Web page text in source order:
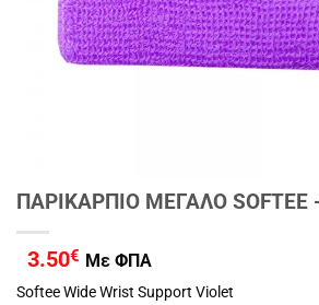
ΠΑΡΙΚΑΡΠΙΟ ΜΕΓΑΛΟ
3.50€ Με ΦΠΑ
Softee Wide Wrist Support Violet